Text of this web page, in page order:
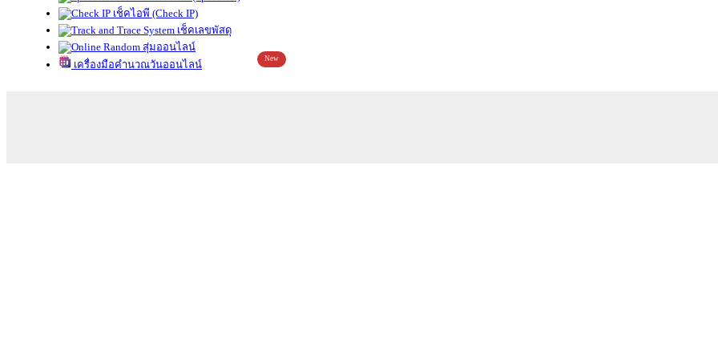
เช็คไอพี (Check IP)
เช็คเลขพัสดุ
สุ่มออนไลน์
เครื่องมือคำนวณวันออนไลน์
New